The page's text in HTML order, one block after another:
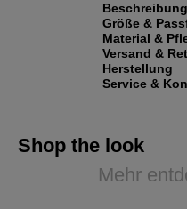
Beschreibung
Größe &
Material &
Versand &
Herstellung
Service &
Shop the look
Mehr